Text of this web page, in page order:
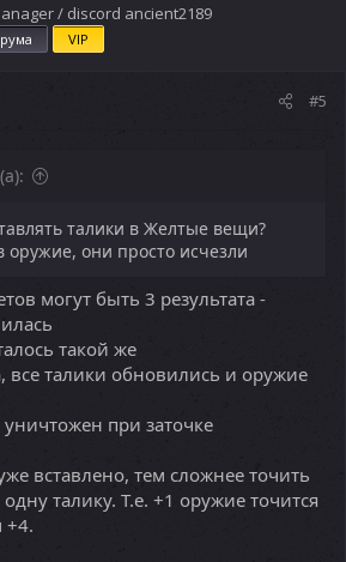
/ discord ancient2189
VIP
#5
талики в Желтые вещи?
оружие, они просто исчезли
могут быть 3 результата -
такой же
все талики обновились и оружие
при заточке
вставлено, тем сложнее точить
талику. Т.е. +1 оружие точится
+4.